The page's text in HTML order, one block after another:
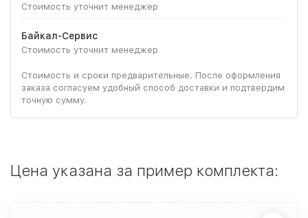
Стоимость уточнит менеджер
Байкал-Сервис
Стоимость уточнит менеджер
Стоимость и сроки предварительные. После оформления
заказа согласуем удобный способ доставки и подтвердим
точную сумму.
Цена указана за пример комплекта: